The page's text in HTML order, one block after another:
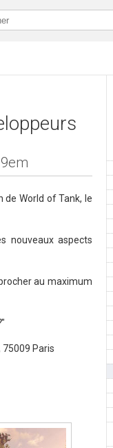
de World of Tank, le
nouveaux aspects
au maximum
"
Paris